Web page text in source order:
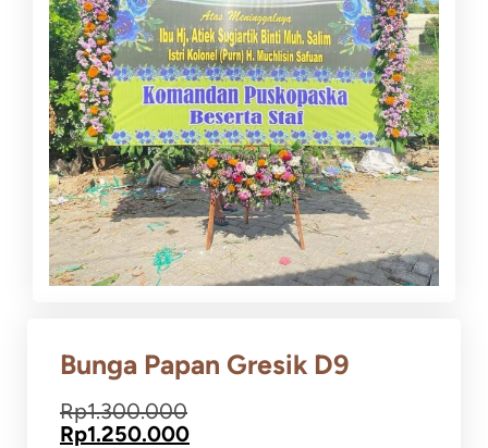
Bunga Papan Gresik D9
Rp1.300.000
Rp1.250.000